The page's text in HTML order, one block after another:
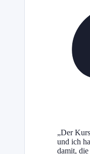
„Der
und ich
damit, die